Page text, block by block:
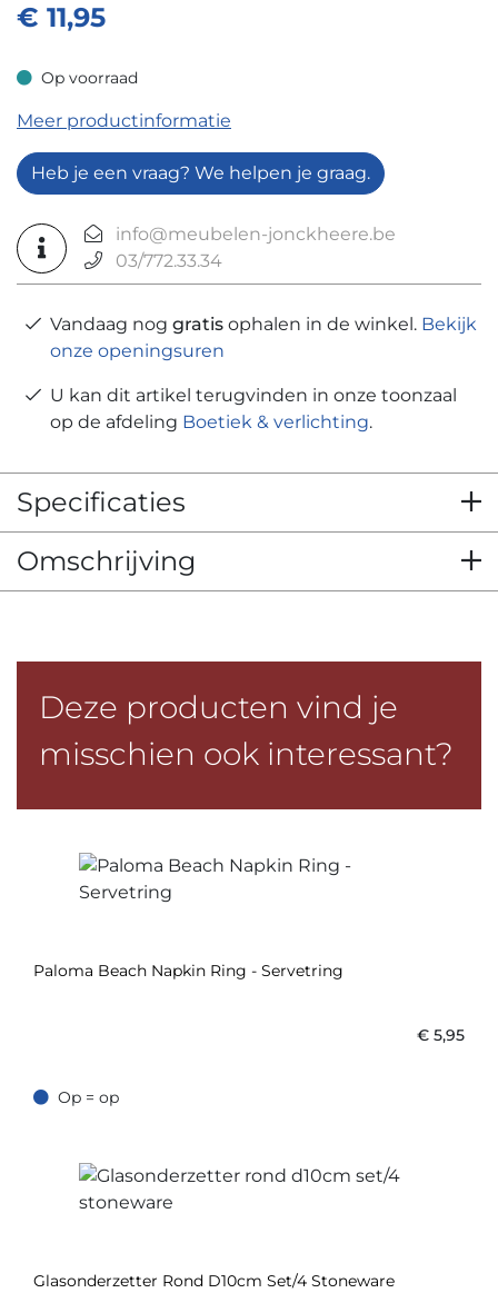
€ 11,95
Op voorraad
Op voorraad
Meer productinformatie
Heb je een vraag? We helpen je graag.
info@meubelen-jonckheere.be
03/772.33.34
Vandaag nog gratis ophalen in de winkel. Bekijk
onze openingsuren
U kan dit artikel terugvinden in onze toonzaal
op de afdeling Boetiek & verlichting.
Specificaties
Omschrijving
Deze producten vind je
misschien ook interessant?
Paloma Beach Napkin Ring - Servetring
€ 5,95
Op = op
Op = op
Glasonderzetter Rond D10cm Set/4 Stoneware